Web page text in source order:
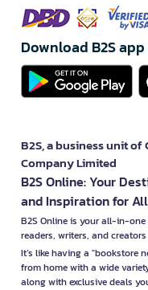
Download B2S app
B2S, a business unit
Company Limited
B2S Online: Your
and Inspiration for
B2S Online is your all-in-
readers, writers, and creators
It’s like having a "bookstore
from home with a wide
along with exclusive deals